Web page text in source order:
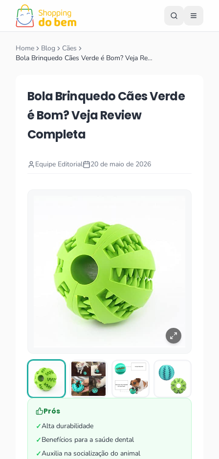
Home Blog
Cães
Bola Brinquedo Cães Verde é Bom? Veja Re…
Bola Brinquedo Cães Verde
é Bom? Veja Review
Completa
Equipe Editorial 20 de maio de 2026
Prós
✓Alta durabilidade
✓Benefícios para a saúde dental
✓Auxilia na socialização do animal